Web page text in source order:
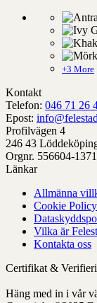
produkt
på
produktens
sida
+3 More
Kontakt
Telefon: 046 71 26
Epost:
Profilvägen 4
246 43
Orgnr. 556604-1371
Länkar
Allmänna
Cookie
Vilka är
Kontakta oss
Certifikat &
Häng med in i vår